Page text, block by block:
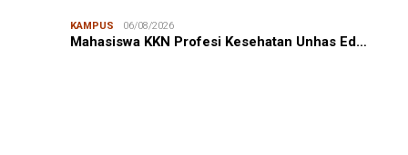
KAMPUS 06/08/2026
Mahasiswa KKN Profesi Kesehatan Unhas Ed…
JURNALISME WARGA 06/08/2026
Mahasiswa KKN-T Unhas Edukasi Warga Desa Buae